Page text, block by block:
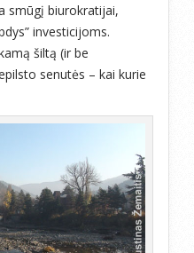
smūgį biurokratijai,
investicijoms.
šiltą (ir be
senutės – kai kurie